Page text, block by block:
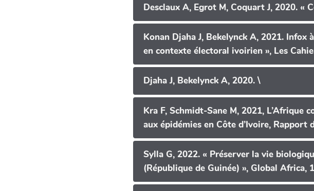
Desclaux A, Egrot M, Coquart J, 2020. «
Konan Djaha J, Bekelynck A, 2021.
en contexte électoral ivoirien », Les
Djaha J, Bekelynck A, 2020. \
Kra F, Schmidt-Sane M, 2021, L’Afrique
Sylla G, 2022. « Préserver la vie
(République de Guinée) », Global Africa,